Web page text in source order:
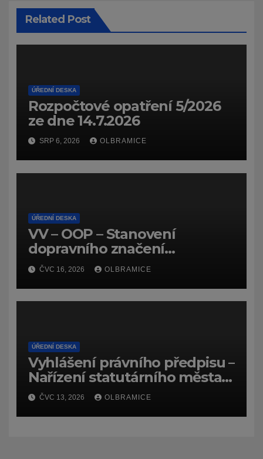
Related Post
ÚŘEDNÍ DESKA
Rozpočtové opatření 5/2026
ze dne 14.7.2026
SRP 6, 2026 OLBRAMICE
ÚŘEDNÍ DESKA
VV – OOP – Stanovení
dopravního značení
(dočasného) č.
7159/26/Olbramice
ČVC 16, 2026 OLBRAMICE
ÚŘEDNÍ DESKA
Vyhlášení právního předpisu –
Nařízení statutárního města
Ostravy, o záměru zadat
zpracování lesních
hospodářských budov
ČVC 13, 2026 OLBRAMICE